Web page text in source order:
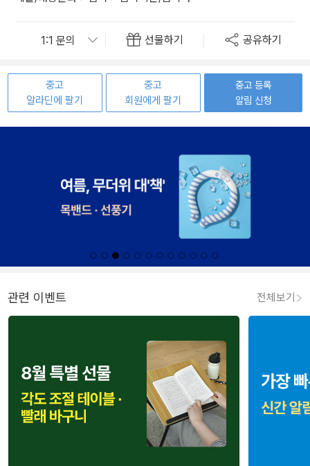
선물하기 공유하기
중고
알라딘에 팔기
중고
회원에게 팔기
중고 등록
알림 신청
관련 이벤트 전체보기